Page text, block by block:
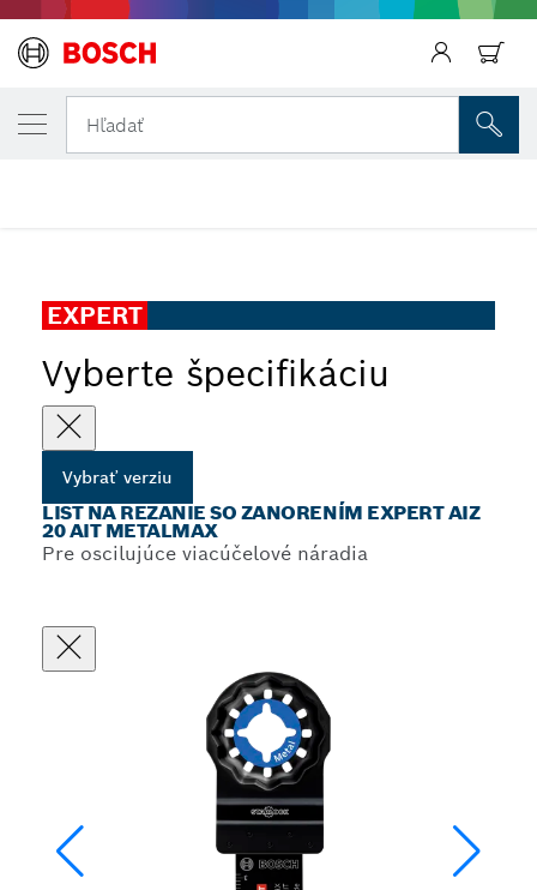
Hľadať
EXPERT
Vyberte špecifikáciu
Vybrať verziu
LIST NA REZANIE SO ZANORENÍM EXPERT AIZ
20 AIT METALMAX
Pre oscilujúce viacúčelové náradia
VYBRANÁ VERZIA
List na rezanie so zanorením EXPERT AIZ